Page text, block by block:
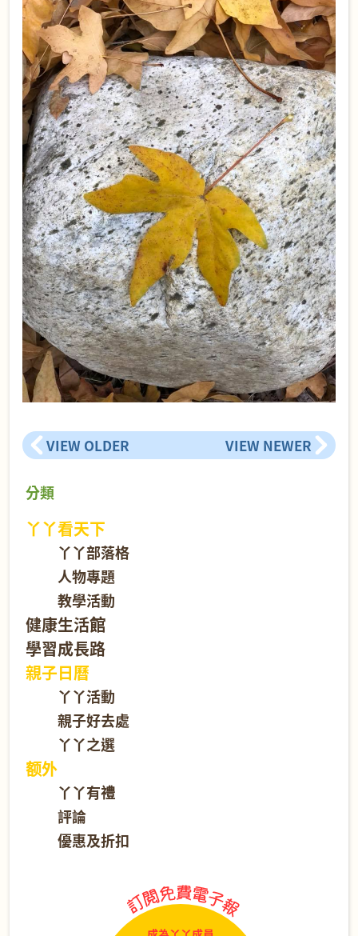
VIEW OLDER VIEW NEWER
分類
丫丫看天下
丫丫部落格
人物專題
教學活動
健康生活館
學習成長路
親子日曆
丫丫活動
親子好去處
丫丫之選
额外
丫丫有禮
評論
優惠及折扣